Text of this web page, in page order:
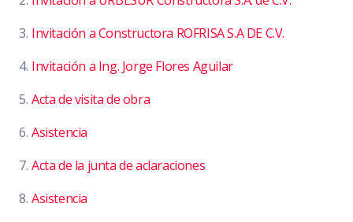
3. Invitación a Constructora ROFRISA S.A DE C.V.
4. Invitación a Ing. Jorge Flores Aguilar
5. Acta de visita de obra
6. Asistencia
7. Acta de la junta de aclaraciones
8. Asistencia